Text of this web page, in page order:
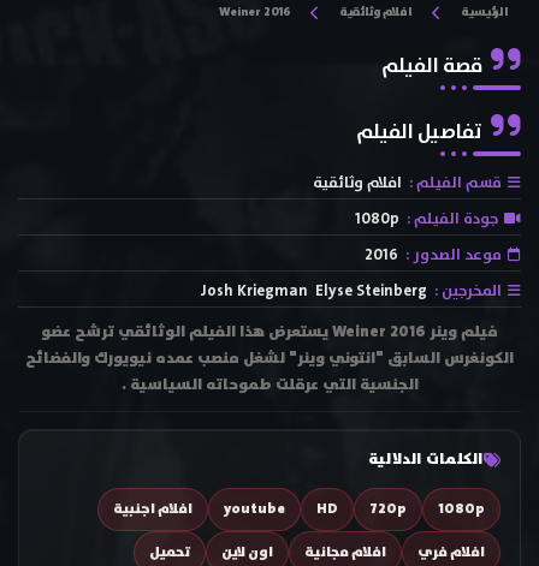
الرئيسية افلام وثائقية Weiner 2016
قصة الفيلم
تفاصيل الفيلم
قسم الفيلم : افلام وثائقية
جودة الفيلم : 1080p
موعد الصدور : 2016
المخرجين : Elyse Steinberg
Josh Kriegman
فيلم وينر Weiner 2016 يستعرض هذا الفيلم الوثائقي ترشح عضو
الكونغرس السابق "انتوني وينر" لشغل منصب عمده نيويورك والفضائح
الجنسية التي عرقلت طموحاته السياسية .
الكلمات الدلالية
1080p
720p
HD
youtube
افلام اجنبية
افلام فري
افلام مجانية اون لاين
تحميل